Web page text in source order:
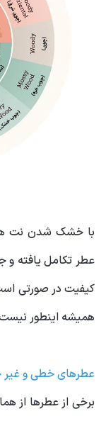
با خشک شدن نت
عطر تکامل یافته
کیفیت در صورتی
همیشه اینطور
عطرهای خطی و
برخی از عطرها از